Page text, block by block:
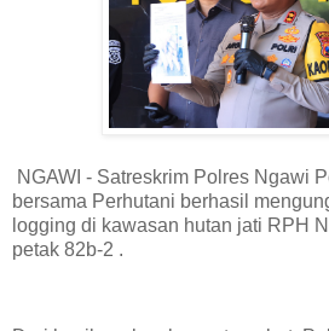
NGAWI - Satreskrim Polres Ngawi
bersama Perhutani berhasil
logging di kawasan hutan jati RPH
petak 82b-2 .